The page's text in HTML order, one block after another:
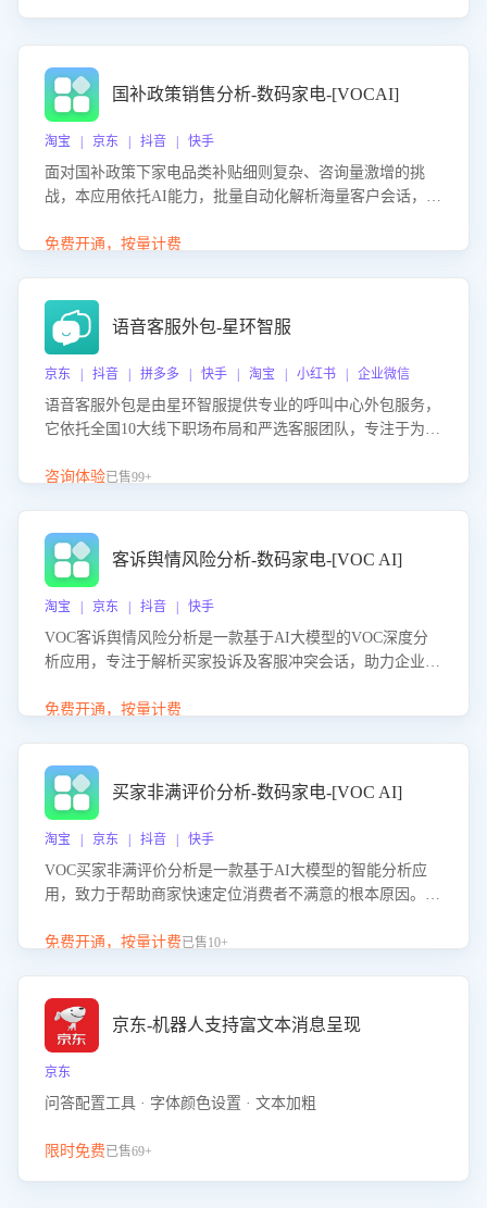
国补政策销售分析-数码家电-[VOCAI]
淘宝 | 京东 | 抖音 | 快手
面对国补政策下家电品类补贴细则复杂、咨询量激增的挑
战，本应用依托AI能力，批量自动化解析海量客户会话，精
购买意向，深度洞察决策动因。同时全面评估客服团队政策
度、客服转化能力及销售业绩。
免费开通，按量计费
语音客服外包-星环智服
京东 | 抖音 | 拼多多 | 快手 | 淘宝 | 小红书 | 企业微信
语音客服外包是由星环智服提供专业的呼叫中心外包服务，
它依托全国10大线下职场布局和严选客服团队，专注于为企
客服团队和智能工具提升语音客服服务效率和质量，帮助企
咨询体验已售99+
客诉舆情风险分析-数码家电-[VOC AI]
淘宝 | 京东 | 抖音 | 快手
VOC客诉舆情风险分析是一款基于AI大模型的VOC深度分
析应用，专注于解析买家投诉及客服冲突会话，助力企业精
别客户情绪、归因争议根源，并客观评估客服应对合理性与
能力，阻断差评扩散，维护品牌声誉，实现客户满意度的持
续提升。
免费开通，按量计费
买家非满评价分析-数码家电-[VOC AI]
淘宝 | 京东 | 抖音 | 快手
VOC买家非满评价分析是一款基于AI大模型的智能分析应
用，致力于帮助商家快速定位消费者不满意的根本原因。该
客服原因或其它部门原因，明确责任归属，提供可落地的改
改，有效提升客户满意度和店铺整体服务质量。
免费开通，按量计费已售10+
京东-机器人支持富文本消息呈现
京东
问答配置工具 · 字体颜色设置 · 文本加粗
限时免费已售69+